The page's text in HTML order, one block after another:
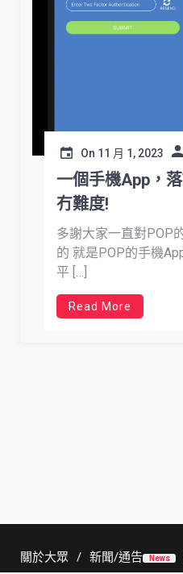
On 11 月 1, 2023
一個手機App，
冇難度!
多謝大家一直對POP
的 就是POP的手機
平 […]
Read More
關於大眾 新聞/通告 News